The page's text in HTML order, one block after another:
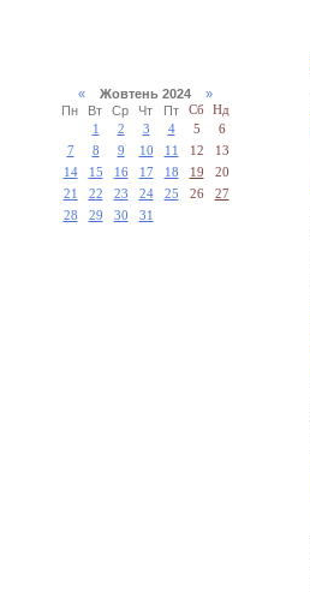
« Жовтень 2024 »
Пн
Вт Ср Чт Пт Сб
Нд
1
2 3 4 5
6
7
8 9 10 11 12
13
14
15 16 17 18 19
20
21
22 23 24 25 26
27
28
29 30 31